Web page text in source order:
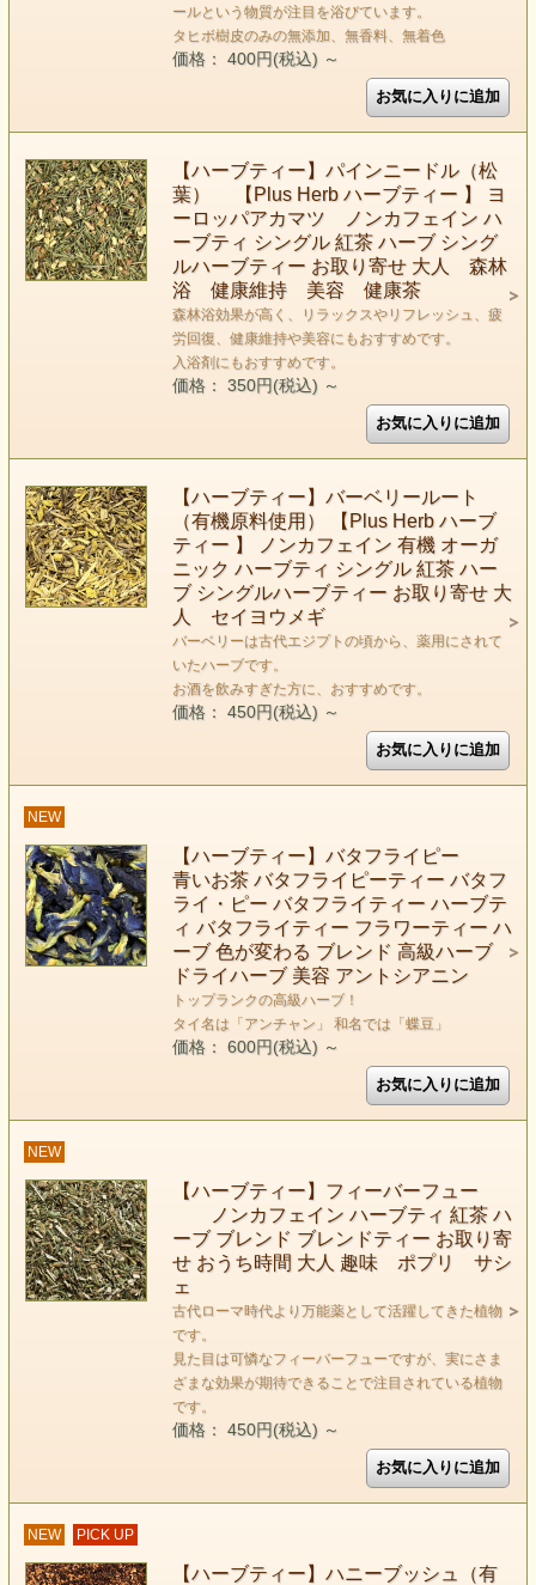
ールという物質が注目を浴びています。
タヒボ樹皮のみの無添加、無香料、無着色
価格： 400円(税込) ～
【ハーブティー】パインニードル（松
葉） 【Plus Herb ハーブティー 】 ヨ
ーロッパアカマツ ノンカフェイン ハ
ーブティ シングル 紅茶 ハーブ シング
ルハーブティー お取り寄せ 大人 森林
浴 健康維持 美容 健康茶
森林浴効果が高く、リラックスやリフレッシュ、疲
労回復、健康維持や美容にもおすすめです。
入浴剤にもおすすめです。
価格： 350円(税込) ～
【ハーブティー】バーベリールート
（有機原料使用） 【Plus Herb ハーブ
ティー 】 ノンカフェイン 有機 オーガ
ニック ハーブティ シングル 紅茶 ハー
ブ シングルハーブティー お取り寄せ 大
人 セイヨウメギ
バーベリーは古代エジプトの頃から、薬用にされて
いたハーブです。
お酒を飲みすぎた方に、おすすめです。
価格： 450円(税込) ～
NEW
【ハーブティー】バタフライピー
青いお茶 バタフライピーティー バタフ
ライ・ピー バタフライティー ハーブテ
ィ バタフライティー フラワーティー ハ
ーブ 色が変わる ブレンド 高級ハーブ
ドライハーブ 美容 アントシアニン
トップランクの高級ハーブ！
タイ名は「アンチャン」 和名では「蝶豆」
価格： 600円(税込) ～
NEW
【ハーブティー】フィーバーフュー
ノンカフェイン ハーブティ 紅茶 ハ
ーブ ブレンド ブレンドティー お取り寄
せ おうち時間 大人 趣味 ポプリ サシ
ェ
古代ローマ時代より万能薬として活躍してきた植物
です。
見た目は可憐なフィーバーフューですが、実にさま
ざまな効果が期待できることで注目されている植物
です。
価格： 450円(税込) ～
NEW PICK UP
【ハーブティー】ハニーブッシュ（有